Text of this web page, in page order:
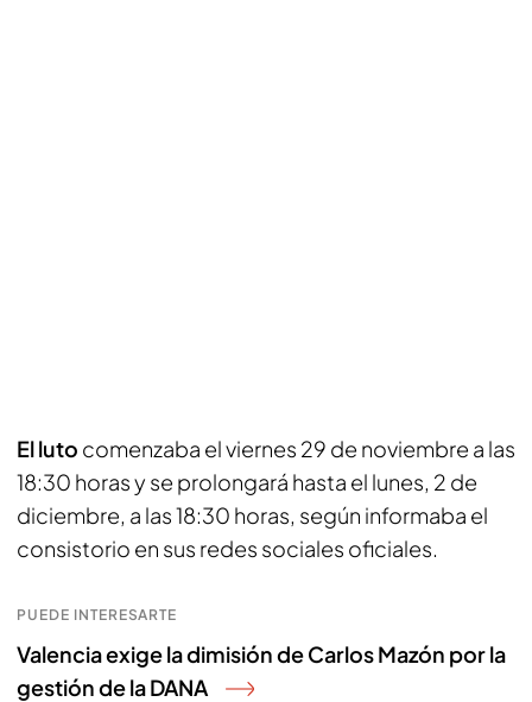
El luto comenzaba el viernes 29 de noviembre a las
18:30 horas y se prolongará hasta el lunes, 2 de
diciembre, a las 18:30 horas, según informaba el
consistorio en sus redes sociales oficiales.
PUEDE INTERESARTE
Valencia exige la dimisión de Carlos Mazón por la
gestión de la DANA